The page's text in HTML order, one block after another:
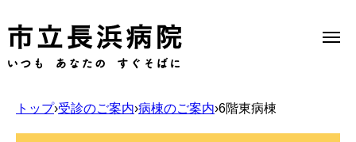
Select Language▼
トップ›受診のご案内›病棟のご案内›6階東病棟